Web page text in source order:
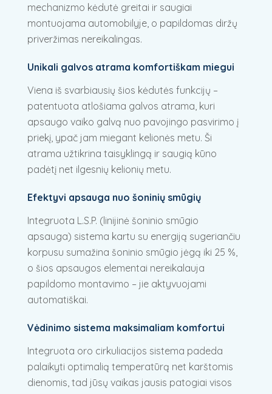
mechanizmo kėdutė greitai ir saugiai
montuojama automobilyje, o papildomas diržų
priveržimas nereikalingas.
Unikali galvos atrama komfortiškam miegui
Viena iš svarbiausių šios kėdutės funkcijų –
patentuota atlošiama galvos atrama, kuri
apsaugo vaiko galvą nuo pavojingo pasvirimo į
priekį, ypač jam miegant kelionės metu. Ši
atrama užtikrina taisyklingą ir saugią kūno
padėtį net ilgesnių kelionių metu.
Efektyvi apsauga nuo šoninių smūgių
Integruota L.S.P. (linijinė šoninio smūgio
apsauga) sistema kartu su energiją sugeriančiu
korpusu sumažina šoninio smūgio jėgą iki 25 %,
o šios apsaugos elementai nereikalauja
papildomo montavimo – jie aktyvuojami
automatiškai.
Vėdinimo sistema maksimaliam komfortui
Integruota oro cirkuliacijos sistema padeda
palaikyti optimalią temperatūrą net karštomis
dienomis, tad jūsų vaikas jausis patogiai visos